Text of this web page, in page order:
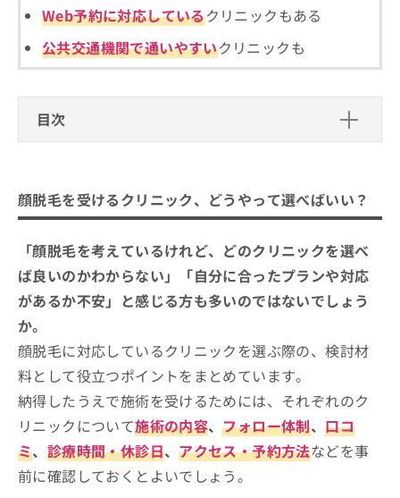
Web予約に対応しているクリニックもある
公共交通機関で通いやすいクリニックも
目次
顔脱毛の基礎知識
顔脱毛とは？どんなことをするの？
顔脱毛を検討するタイミング
顔脱毛を受けるクリニックを選ぶ際に
チェックする4つのポイント
顔脱毛の施術範囲、どこまで対応してもらえる？
福岡市で評判の顔脱毛におすすめのク
赤坂クリニック
天神皮ふ科
ルシアクリニック 福岡天神院
湘南美容クリニック 福岡院
フレイアクリニック 福岡天神院
顔脱毛を受けるクリニック、どうやって選べばいい？
「顔脱毛を考えているけれど、どのクリニックを選べ
ば良いのかわからない」「自分に合ったプランや対応
があるか不安」と感じる方も多いのではないでしょう
か。
顔脱毛に対応しているクリニックを選ぶ際の、検討材
料として役立つポイントをまとめています。
納得したうえで施術を受けるためには、それぞれのク
リニックについて施術の内容、フォロー体制、口コ
ミ、 診療時間・休診日、アクセス・予約方法などを事
前に確認しておくとよいでしょう。
予
症状
のご
など
はで
きま
せん
ださ
い。
情
拡
充
の
し
は
こ
ら
掲
載
情
報
の
修
正
は
こ
ち
ら
資
の
ご
こ
無
情
報
拡
充
の
お
申
し
込
み
は
こ
ち
ら